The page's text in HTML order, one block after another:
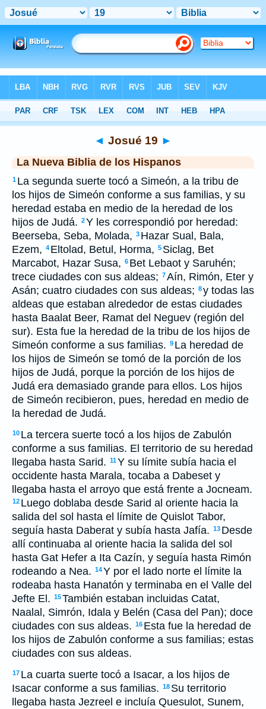
>NBLH > Josué 19
◄ Josué 19 ►
La Nueva Biblia de los Hispanos
1 La segunda suerte tocó a Simeón, a la tribu de
los hijos de Simeón conforme a sus familias, y su
heredad estaba en medio de la heredad de los
hijos de Judá. 2Y les correspondió por heredad:
Beerseba, Seba, Molada, 3 Hazar Sual, Bala,
Ezem, 4 Eltolad, Betul, Horma, 5 Siclag, Bet
Marcabot, Hazar Susa, 6 Bet Lebaot y Saruhén;
trece ciudades con sus aldeas; 7Aín, Rimón, Eter y
Asán; cuatro ciudades con sus aldeas; 8y todas las
aldeas que estaban alrededor de estas ciudades
hasta Baalat Beer, Ramat del Neguev (región del
sur). Esta fue la heredad de la tribu de los hijos de
Simeón conforme a sus familias. 9 La heredad de
los hijos de Simeón se tomó de la porción de los
hijos de Judá, porque la porción de los hijos de
Judá era demasiado grande para ellos. Los hijos
de Simeón recibieron, pues, heredad en medio de
la heredad de Judá.
10 La tercera suerte tocó a los hijos de Zabulón
conforme a sus familias. El territorio de su heredad
llegaba hasta Sarid. 11Y su límite subía hacia el
occidente hasta Marala, tocaba a Dabeset y
llegaba hasta el arroyo que está frente a Jocneam.
12 Luego doblaba desde Sarid al oriente hacia la
salida del sol hasta el límite de Quislot Tabor,
seguía hasta Daberat y subía hasta Jafía. 13 Desde
allí continuaba al oriente hacia la salida del sol
hasta Gat Hefer a Ita Cazín, y seguía hasta Rimón
rodeando a Nea. 14Y por el lado norte el límite la
rodeaba hasta Hanatón y terminaba en el Valle del
Jefte El. 15También estaban incluidas Catat,
Naalal, Simrón, Idala y Belén (Casa del Pan); doce
ciudades con sus aldeas. 16 Esta fue la heredad de
los hijos de Zabulón conforme a sus familias; estas
ciudades con sus aldeas.
17 La cuarta suerte tocó a Isacar, a los hijos de
Isacar conforme a sus familias. 18 Su territorio
llegaba hasta Jezreel e incluía Quesulot, Sunem,